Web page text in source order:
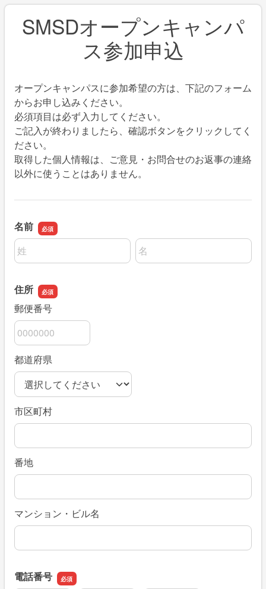
SMSDオープンキャンパ
ス参加申込
オープンキャンパスに参加希望の方は、下記のフォーム
からお申し込みください。
必須項目は必ず入力してください。
ご記入が終わりましたら、確認ボタンをクリックしてく
ださい。
取得した個人情報は、ご意見・お問合せのお返事の連絡
以外に使うことはありません。
名前
名前の姓
名前の名
住所
郵便番号
都道府県
市区町村
番地
マンション・ビル名
電話番号